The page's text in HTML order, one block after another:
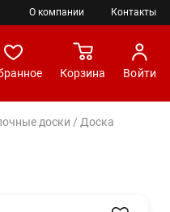
О компании Контакты
Корзина Войти
доски / Доска